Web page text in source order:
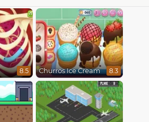
8.5 Churros Ice Cream 8.3